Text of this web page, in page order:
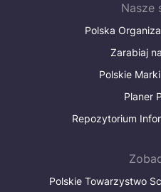
Nasze
Polska
Zarabiaj
Polskie
Planer
Repozytorium
Polskie Towarzystwo